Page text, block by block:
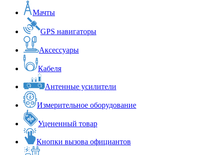
Мачты
GPS навигаторы
Аксессуары
Кабеля
Антенные усилители
Измерительное оборудование
Уцененный товар
Кнопки вызова официантов